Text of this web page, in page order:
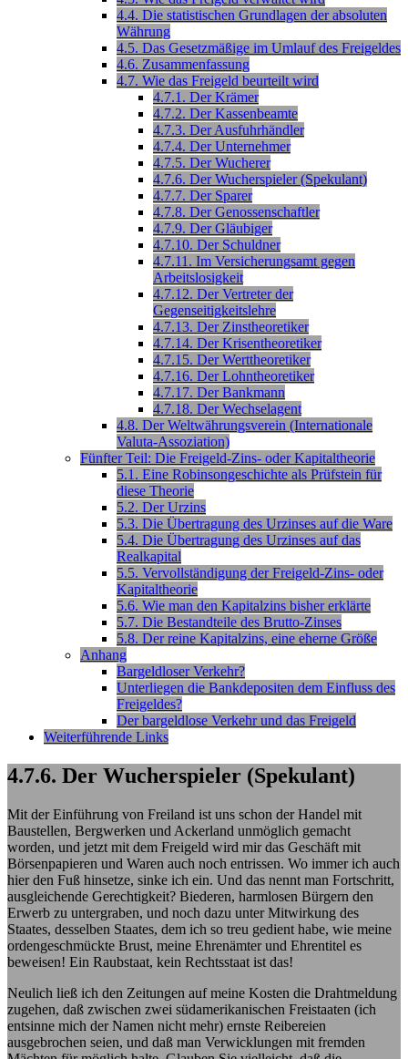
4.4. Die statistischen Grundlagen der absoluten
Währung
4.5. Das Gesetzmäßige im Umlauf des Freigeldes
4.6. Zusammenfassung
4.7. Wie das Freigeld beurteilt wird
4.7.1. Der Krämer
4.7.2. Der Kassenbeamte
4.7.3. Der Ausfuhrhändler
4.7.4. Der Unternehmer
4.7.5. Der Wucherer
4.7.6. Der Wucherspieler (Spekulant)
4.7.7. Der Sparer
4.7.8. Der Genossenschaftler
4.7.9. Der Gläubiger
4.7.10. Der Schuldner
4.7.11. Im Versicherungsamt gegen
Arbeitslosigkeit
4.7.12. Der Vertreter der
Gegenseitigkeitslehre
4.7.13. Der Zinstheoretiker
4.7.14. Der Krisentheoretiker
4.7.15. Der Werttheoretiker
4.7.16. Der Lohntheoretiker
4.7.17. Der Bankmann
4.7.18. Der Wechselagent
4.8. Der Weltwährungsverein (Internationale
Valuta-Assoziation)
Fünfter Teil: Die Freigeld-Zins- oder Kapitaltheorie
5.1. Eine Robinsongeschichte als Prüfstein für
diese Theorie
5.2. Der Urzins
5.3. Die Übertragung des Urzinses auf die Ware
5.4. Die Übertragung des Urzinses auf das
Realkapital
5.5. Vervollständigung der Freigeld-Zins- oder
Kapitaltheorie
5.6. Wie man den Kapitalzins bisher erklärte
5.7. Die Bestandteile des Brutto-Zinses
5.8. Der reine Kapitalzins, eine eherne Größe
Anhang
Bargeldloser Verkehr?
Unterliegen die Bankdepositen dem Einfluss des
Freigeldes?
Der bargeldlose Verkehr und das Freigeld
Weiterführende Links
4.7.6. Der Wucherspieler (Spekulant)
Mit der Einführung von Freiland ist uns schon der Handel mit
Baustellen, Bergwerken und Ackerland unmöglich gemacht
worden, und jetzt mit dem Freigeld wird mir das Geschäft mit
Börsenpapieren und Waren auch noch entrissen. Wo immer ich auch
hier den Fuß hinsetze, sinke ich ein. Und das nennt man Fortschritt,
ausgleichende Gerechtigkeit? Biederen, harmlosen Bürgern den
Erwerb zu untergraben, und noch dazu unter Mitwirkung des
Staates, desselben Staates, dem ich so treu gedient habe, wie meine
ordengeschmückte Brust, meine Ehrenämter und Ehrentitel es
beweisen! Ein Raubstaat, kein Rechtsstaat ist das!
Neulich ließ ich den Zeitungen auf meine Kosten die Drahtmeldung
zugehen, daß zwischen zwei südamerikanischen Freistaaten (ich
entsinne mich der Namen nicht mehr) ernste Reibereien
ausgebrochen seien, und daß man Verwicklungen mit fremden